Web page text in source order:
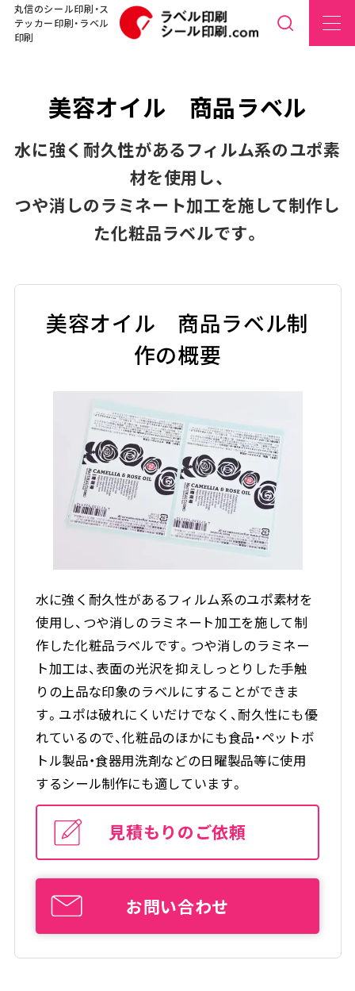
丸信のシール印刷・ス
テッカー印刷・ラベル
印刷
美容オイル 商品ラベル
水に強く耐久性があるフィルム系のユポ素
材を使用し、
つや消しのラミネート加工を施して制作し
た化粧品ラベルです。
美容オイル 商品ラベル制
作の概要
水に強く耐久性があるフィルム系のユポ素材を
使用し、つや消しのラミネート加工を施して制
作した化粧品ラベルです。つや消しのラミネー
ト加工は、表面の光沢を抑えしっとりした手触
りの上品な印象のラベルにすることができま
す。ユポは破れにくいだけでなく、耐久性にも優
れているので、化粧品のほかにも食品・ペットボ
トル製品・食器用洗剤などの日曜製品等に使用
するシール制作にも適しています。
見積もりのご依頼
お問い合わせ